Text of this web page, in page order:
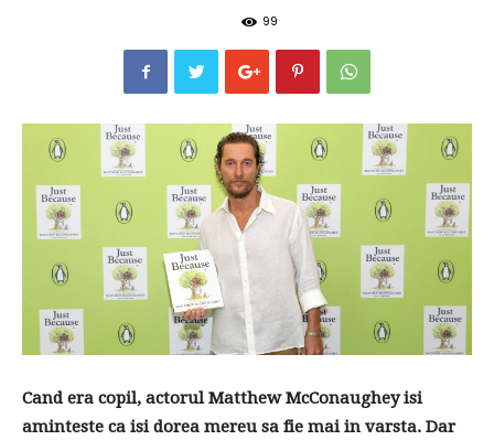
99
Cand era copil, actorul Matthew McConaughey isi
aminteste ca isi dorea mereu sa fie mai in varsta. Dar